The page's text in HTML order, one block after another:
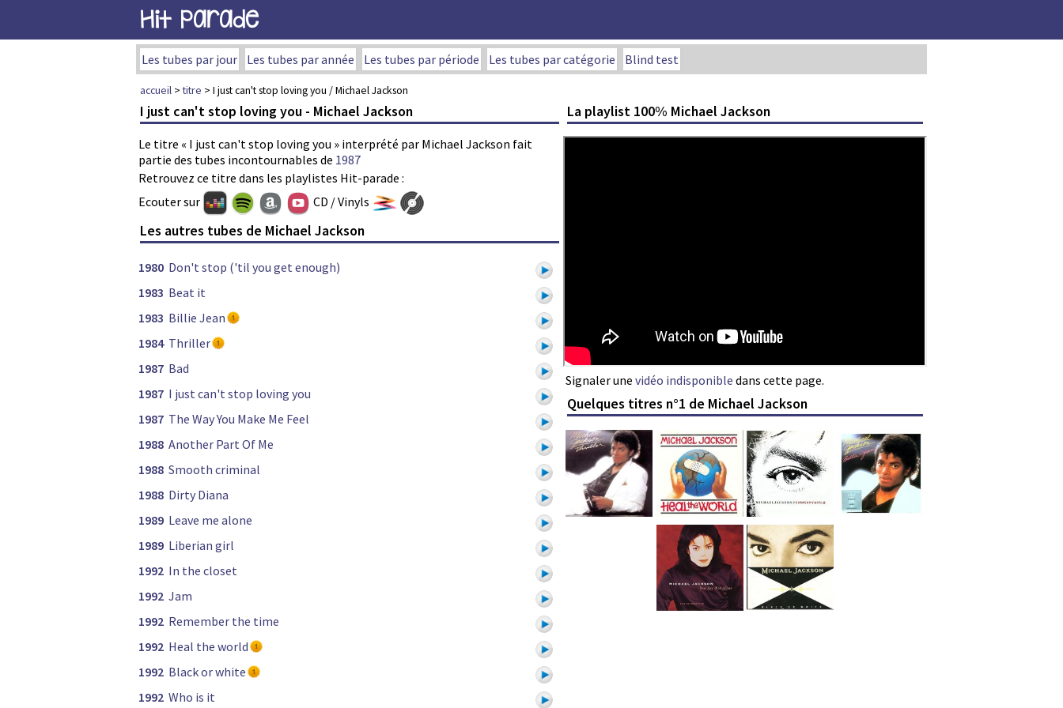
Hit Parade
Les tubes par jour Les tubes par année Les tubes par période Les tubes par catégorie Blind test
accueil >titre > I just can't stop loving you / Michael Jackson
I just can't stop loving you - Michael Jackson
Le titre « I just can't stop loving you » interprété par Michael Jackson fait
partie des tubes incontournables de 1987
Retrouvez ce titre dans les playlistes Hit-parade :
La playlist 100% Michael Jackson
Signaler une vidéo indisponible dans cette page.
Ecouter sur CD / Vinyls
Les autres tubes de Michael Jackson
1980 Don't stop ('til you get enough)
1983 Beat it
1983 Billie Jean
1984 Thriller
1987 Bad
1987 I just can't stop loving you
1987 The Way You Make Me Feel
1988 Another Part Of Me
1988 Smooth criminal
1988 Dirty Diana
1989 Leave me alone
1989 Liberian girl
1992 In the closet
1992 Jam
1992 Remember the time
1992 Heal the world
1992 Black or white
1992 Who is it
Quelques titres n°1 de Michael Jackson